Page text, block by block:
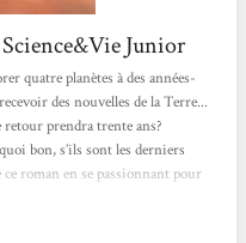
Junior
quatre planètes à des années-
des nouvelles de la Terre...
prendra trente ans?
bon, s’ils sont les derniers
roman en se passionnant pour
question toute simple : à quoi